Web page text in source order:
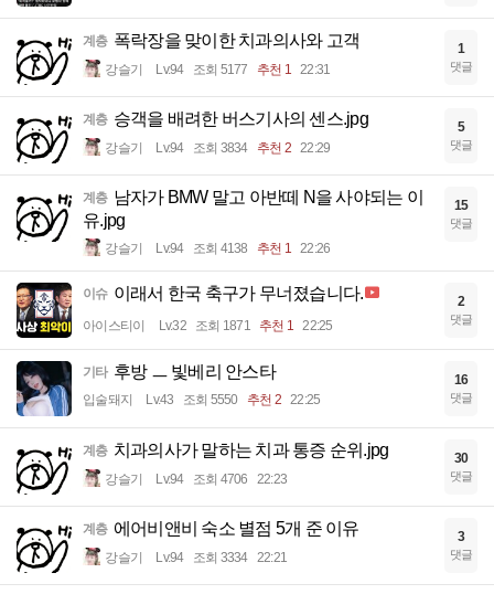
계층 폭락장을 맞이한 치과의사와 고객
강슬기 Lv.94 조회 5177 추천 1 22:31
1
댓글
계층 승객을 배려한 버스기사의 센스.jpg
강슬기 Lv.94 조회 3834 추천 2 22:29
5
댓글
계층 남자가 BMW 말고 아반떼 N을 사야되는 이
유.jpg
강슬기 Lv.94 조회 4138 추천 1 22:26
15
댓글
이슈 이래서 한국 축구가 무너졌습니다.
아이스티이 Lv.32 조회 1871 추천 1 22:25
2
댓글
기타 후방 ㅡ 빛베리 안스타
입술돼지 Lv.43 조회 5550 추천 2 22:25
16
댓글
계층 치과의사가 말하는 치과 통증 순위.jpg
강슬기 Lv.94 조회 4706 22:23
30
댓글
계층 에어비앤비 숙소 별점 5개 준 이유
강슬기 Lv.94 조회 3334 22:21
3
댓글